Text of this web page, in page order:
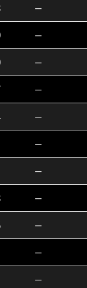
–
–
–
–
–
–
–
–
–
–
–